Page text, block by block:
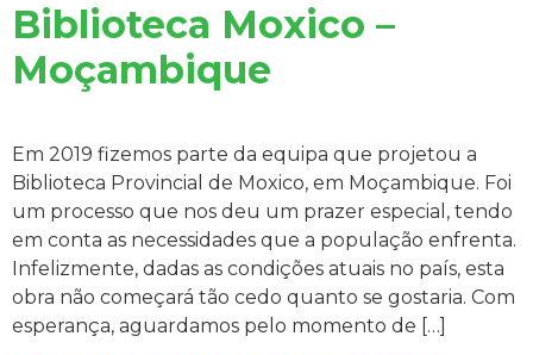
Biblioteca Moxico –
Moçambique
Em 2019 fizemos parte da equipa que projetou a
Biblioteca Provincial de Moxico, em Moçambique. Foi
um processo que nos deu um prazer especial, tendo
em conta as necessidades que a população enfrenta.
Infelizmente, dadas as condições atuais no país, esta
obra não começará tão cedo quanto se gostaria. Com
esperança, aguardamos pelo momento de […]